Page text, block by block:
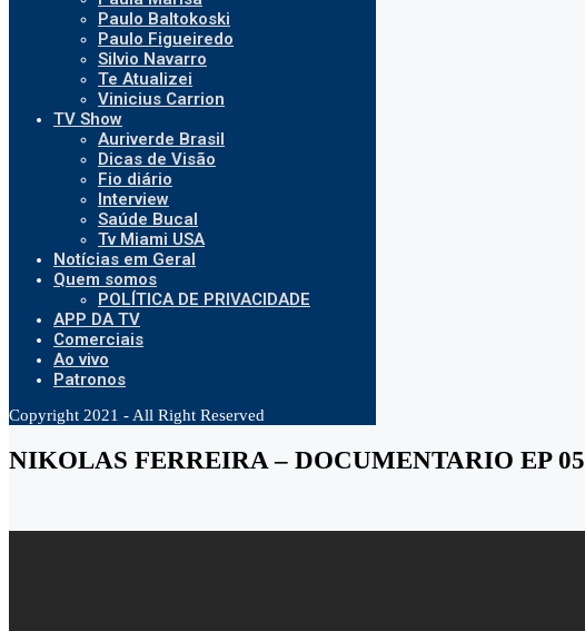
Paulo Baltokoski
Paulo Figueiredo
Silvio Navarro
Te Atualizei
Vinicius Carrion
TV Show
Auriverde Brasil
Dicas de Visão
Fio diário
Interview
Saúde Bucal
Tv Miami USA
Notícias em Geral
Quem somos
POLÍTICA DE PRIVACIDADE
APP DA TV
Comerciais
Ao vivo
Patronos
Copyright 2021 - All Right Reserved
NIKOLAS FERREIRA – DOCUMENTARIO EP 05